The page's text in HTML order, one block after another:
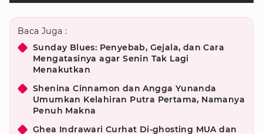
Baca Juga :
Sunday Blues: Penyebab, Gejala, dan Cara
Mengatasinya agar Senin Tak Lagi
Menakutkan
Shenina Cinnamon dan Angga Yunanda
Umumkan Kelahiran Putra Pertama, Namanya
Penuh Makna
Ghea Indrawari Curhat Di-ghosting MUA dan